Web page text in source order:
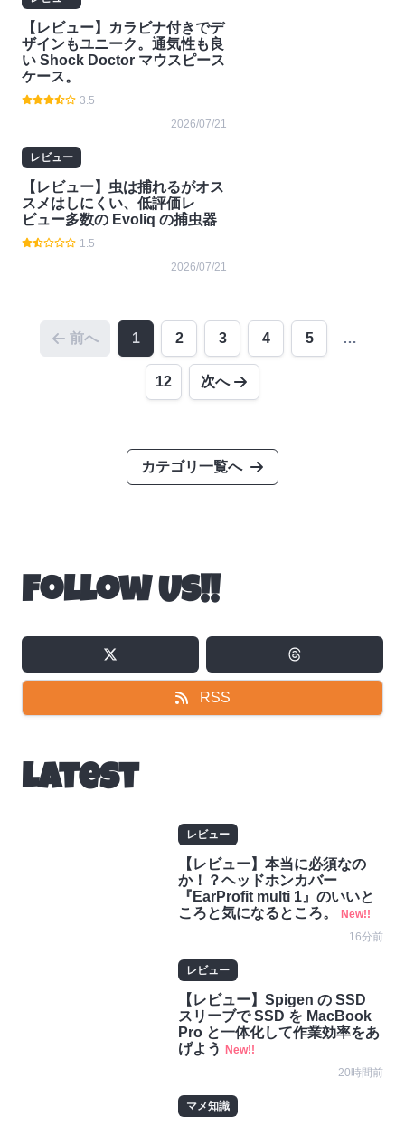
【レビュー】カラビナ付きでデ
ザインもユニーク。通気性も良
い Shock Doctor マウスピース
ケース。
3.5
2026/07/21
レビュー
【レビュー】虫は捕れるがオス
スメはしにくい、低評価レ
ビュー多数の Evoliq の捕虫器
1.5
2026/07/21
前へ 1 2 3 4 5 …
12 次へ
カテゴリ一覧へ
Follow Us!!
RSS
Latest
レビュー
【レビュー】本当に必須なの
か！？ヘッドホンカバー
『EarProfit multi 1』のいいと
ころと気になるところ。
New!!
16分前
レビュー
【レビュー】Spigen の SSD
スリーブで SSD を MacBook
Pro と一体化して作業効率をあ
げよう
New!!
20時間前
マメ知識